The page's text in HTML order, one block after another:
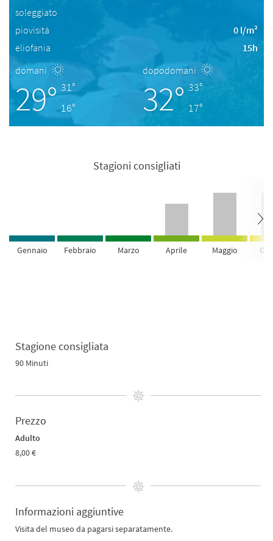
soleggiato
piovisità
0 l/m²
eliofania
15h
domani
29° 31°
16°
dopodomani
32° 33°
17°
Stagioni consigliati
Gennaio Febbraio Marzo Aprile Maggio
Stagione consigliata
90 Minuti
Prezzo
Adulto
8,00 €
Informazioni aggiuntive
Visita del museo da pagarsi separatamente.